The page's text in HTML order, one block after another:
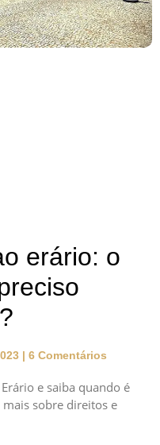
erário: o
6 Comentários
e saiba quando é
mais sobre direitos e